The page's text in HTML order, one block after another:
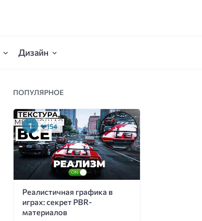
Дизайн
ПОПУЛЯРНОЕ
Реалистичная графика в
играх: секрет PBR-
материалов
154